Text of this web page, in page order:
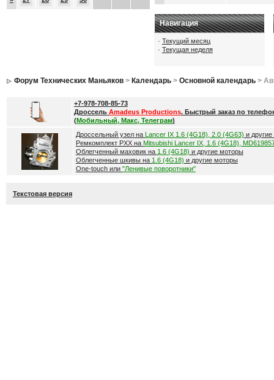
Навигация
· Текущий месяц
· Текущая неделя
Форум Технических Маньяков> Календарь> Основной календарь>
+7-978-708-85-73
Дроссель Amadeus Productions. Быстрый заказ по
(Мобильный, Макс, Телеграм)
Дроссельный узел на Lancer IX 1.6 (4G18), 2.0 (4G63) и
Ремкомплект РХХ на Mitsubishi Lancer IX, 1.6 (4G18),
Облегченный маховик на 1.6 (4G18) и другие моторы
Облегченные шкивы на 1.6 (4G18) и другие моторы
One-touch или "Ленивые поворотники"
Текстовая версия